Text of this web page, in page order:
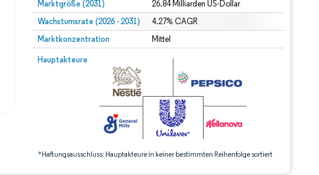
Marktgröße (2031) 26.84 Milliarden US-Dollar
Wachstumsrate (2026 - 2031) 4.27% CAGR
Marktkonzentration Mittel
Hauptakteure
*Haftungsausschluss: Hauptakteure in keiner bestimmten Reihenfolge sortiert
Bild © Mordor Intelligence. Wiederverwendung erfordert Namensnennung gemäß CC BY 4.0.
erfordert Namensnennung gemäß CC BY 4.0.